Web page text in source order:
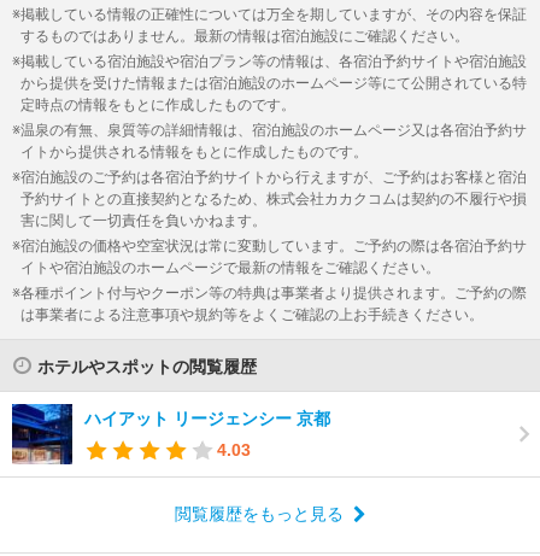
掲載している情報の正確性については万全を期していますが、その内容を保証
するものではありません。最新の情報は宿泊施設にご確認ください。
掲載している宿泊施設や宿泊プラン等の情報は、各宿泊予約サイトや宿泊施設
から提供を受けた情報または宿泊施設のホームページ等にて公開されている特
定時点の情報をもとに作成したものです。
温泉の有無、泉質等の詳細情報は、宿泊施設のホームページ又は各宿泊予約サ
イトから提供される情報をもとに作成したものです。
宿泊施設のご予約は各宿泊予約サイトから行えますが、ご予約はお客様と宿泊
予約サイトとの直接契約となるため、株式会社カカクコムは契約の不履行や損
害に関して一切責任を負いかねます。
宿泊施設の価格や空室状況は常に変動しています。ご予約の際は各宿泊予約サ
イトや宿泊施設のホームページで最新の情報をご確認ください。
各種ポイント付与やクーポン等の特典は事業者より提供されます。ご予約の際
は事業者による注意事項や規約等をよくご確認の上お手続きください。
ホテルやスポットの閲覧履歴
ハイアット リージェンシー 京都
4.03
閲覧履歴をもっと見る